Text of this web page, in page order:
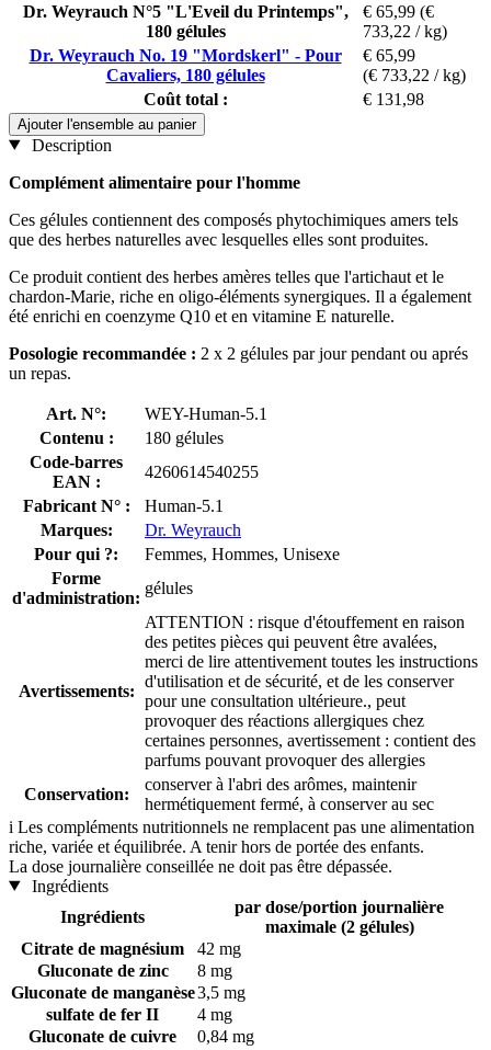
Dr. Weyrauch N°5 "L'Eveil du Printemps",
180 gélules
€ 65,99 (€
733,22 / kg)
Dr. Weyrauch No. 19 "Mordskerl" - Pour
Cavaliers, 180 gélules
€ 65,99
(€ 733,22 / kg)
Coût total :
€ 131,98
Ajouter l'ensemble au panier
Description
Complément alimentaire pour l'homme
Ces gélules contiennent des composés phytochimiques amers tels
que des herbes naturelles avec lesquelles elles sont produites.
Ce produit contient des herbes amères telles que l'artichaut et le
chardon-Marie, riche en oligo-éléments synergiques. Il a également
été enrichi en coenzyme Q10 et en vitamine E naturelle.
Posologie recommandée : 2 x 2 gélules par jour pendant ou aprés
un repas.
Art. N°:
WEY-Human-5.1
Contenu :
180 gélules
Code-barres
EAN :
4260614540255
Fabricant N° :
Human-5.1
Marques:
Dr. Weyrauch
Pour qui ?:
Femmes, Hommes, Unisexe
Forme
d'administration:
gélules
Avertissements:
ATTENTION : risque d'étouffement en raison
des petites pièces qui peuvent être avalées,
merci de lire attentivement toutes les instructions
d'utilisation et de sécurité, et de les conserver
pour une consultation ultérieure., peut
provoquer des réactions allergiques chez
certaines personnes, avertissement : contient des
parfums pouvant provoquer des allergies
Conservation:
conserver à l'abri des arômes, maintenir
hermétiquement fermé, à conserver au sec
i Les compléments nutritionnels ne remplacent pas une alimentation
riche, variée et équilibrée. A tenir hors de portée des enfants.
La dose journalière conseillée ne doit pas être dépassée.
Ingrédients
Ingrédients
par dose/portion journalière
maximale (2 gélules)
Citrate de magnésium
42 mg
Gluconate de zinc
8 mg
Gluconate de manganèse3,5 mg
sulfate de fer II
4 mg
Gluconate de cuivre
0,84 mg